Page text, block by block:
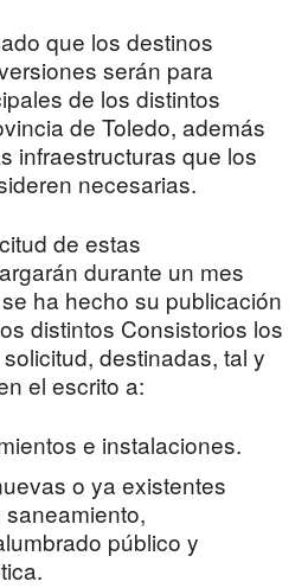
que los destinos
serán para
de los distintos
de Toledo, además
infraestructuras que los
necesarias.
de estas
durante un mes
ha hecho su publicación
distintos Consistorios los
destinadas, tal y
el escrito a:
e instalaciones.
o ya existentes
público y